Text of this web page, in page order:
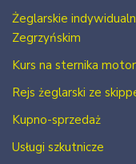
Żeglarskie
Zegrzyńskim
Kurs na sternika
Rejs żeglarski ze
Kupno-sprzedaż
Usługi szkutnicze